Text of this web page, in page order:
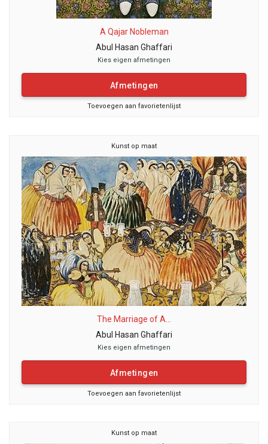
A Qajar Nobleman
Abul Hasan Ghaffari
Kies eigen afmetingen
Afmetingen
Toevoegen aan favorietenlijst
Kunst op maat
The Marriage of A...
Abul Hasan Ghaffari
Kies eigen afmetingen
Afmetingen
Toevoegen aan favorietenlijst
Kunst op maat